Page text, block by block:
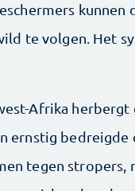
te volgen. Het
Afrika herbergt
ernstig
tegen stropers,